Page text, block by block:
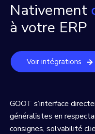
Nativement
à votre ERP
Voir intégrations
GOOT s’interface
généralistes en
consignes, solvabilité